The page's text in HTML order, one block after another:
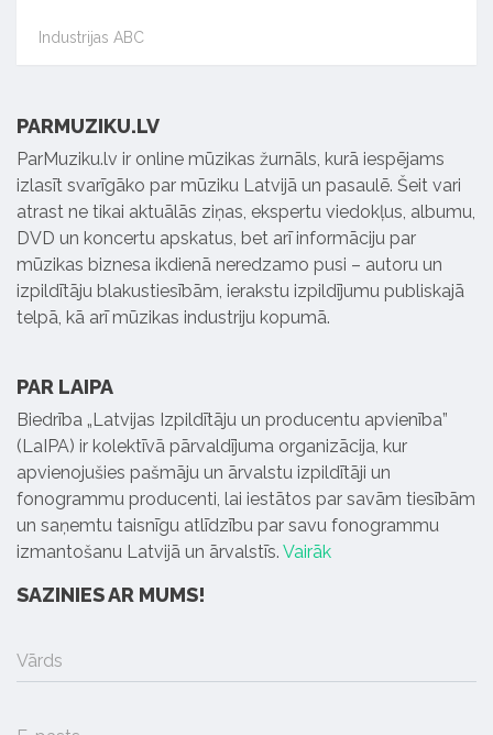
Industrijas ABC
PARMUZIKU.LV
ParMuziku.lv ir online mūzikas žurnāls, kurā iespējams
izlasīt svarīgāko par mūziku Latvijā un pasaulē. Šeit vari
atrast ne tikai aktuālās ziņas, ekspertu viedokļus, albumu,
DVD un koncertu apskatus, bet arī informāciju par
mūzikas biznesa ikdienā neredzamo pusi – autoru un
izpildītāju blakustiesībām, ierakstu izpildījumu publiskajā
telpā, kā arī mūzikas industriju kopumā.
PAR LAIPA
Biedrība „Latvijas Izpildītāju un producentu apvienība”
(LaIPA) ir kolektīvā pārvaldījuma organizācija, kur
apvienojušies pašmāju un ārvalstu izpildītāji un
fonogrammu producenti, lai iestātos par savām tiesībām
un saņemtu taisnīgu atlīdzību par savu fonogrammu
izmantošanu Latvijā un ārvalstīs. Vairāk
SAZINIES AR MUMS!
Vārds